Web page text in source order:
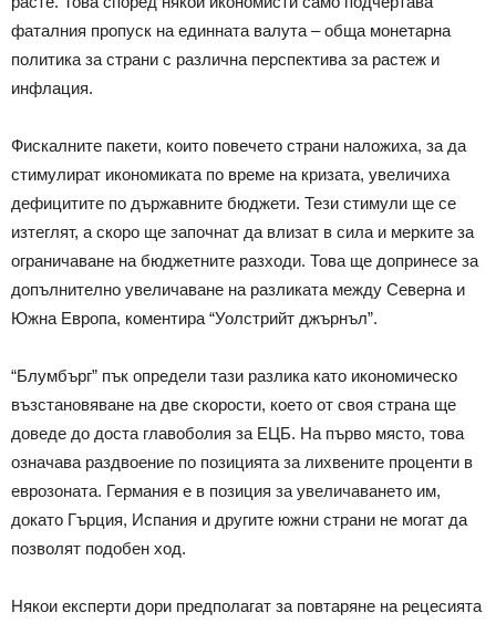
фаталния пропуск на единната валута – обща монетарна
политика за страни с различна перспектива за растеж и
инфлация.
Фискалните пакети, които повечето страни наложиха, за да
стимулират икономиката по време на кризата, увеличиха
дефицитите по държавните бюджети. Тези стимули ще се
изтеглят, а скоро ще започнат да влизат в сила и мерките за
ограничаване на бюджетните разходи. Това ще допринесе за
допълнително увеличаване на разликата между Северна и
Южна Европа, коментира “Уолстрийт джърнъл”.
“Блумбърг” пък определи тази разлика като икономическо
възстановяване на две скорости, което от своя страна ще
доведе до доста главоболия за ЕЦБ. На първо място, това
означава раздвоение по позицията за лихвените проценти в
еврозоната. Германия е в позиция за увеличаването им,
докато Гърция, Испания и другите южни страни не могат да
позволят подобен ход.
Някои експерти дори предполагат за повтаряне на рецесията